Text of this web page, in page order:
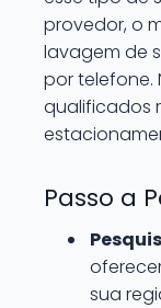
provedor, o
lavagem de
por telefone.
qualificados
Passo a
sua